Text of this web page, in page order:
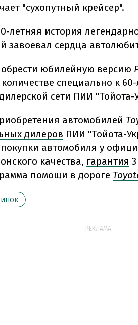
"сухопутный крейсер".
летняя история
завоевал сердца
юбилейную версию
специально к
сети ПИИ "Тойота-
автомобилей
дилеров ПИИ "Тойота-
автомобиля у
качества, гарантия
помощи в дороге
РЕКЛАМА: